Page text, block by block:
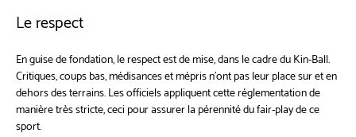
Le respect
En guise de fondation, le respect est de mise, dans le cadre du Kin-Ball.
Critiques, coups bas, médisances et mépris n’ont pas leur place sur et en
dehors des terrains. Les officiels appliquent cette réglementation de
manière très stricte, ceci pour assurer la pérennité du fair-play de ce
sport.